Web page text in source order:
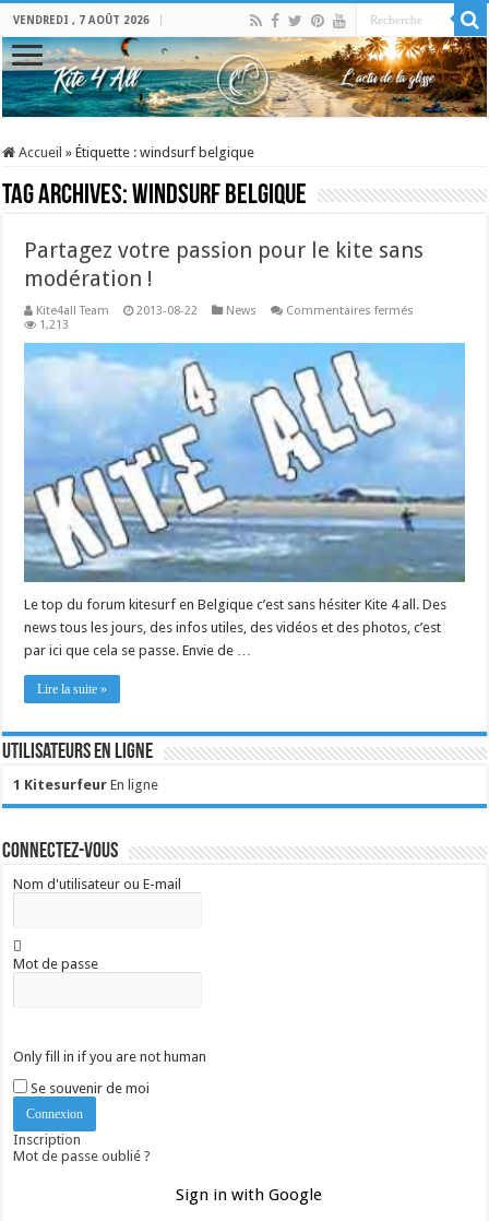
VENDREDI , 7 AOÛT 2026
Accueil » Étiquette :windsurf belgique
Tag Archives:windsurf belgique
Partagez votre passion pour le kite sans
modération !
Kite4all Team 2013-08-22 News Commentaires fermés
sans
1,213
Le top du forum kitesurf en Belgique c’est sans hésiter Kite 4 all. Des
news tous les jours, des infos utiles, des vidéos et des photos, c’est
par ici que cela se passe. Envie de …
Lire la suite »
Utilisateurs en ligne
1 Kitesurfeur En ligne
Connectez-vous
Nom d'utilisateur ou E-mail
Mot de passe
Only fill in if you are not human
Se souvenir de moi
Inscription
Mot de passe oublié ?
Sign in with Google